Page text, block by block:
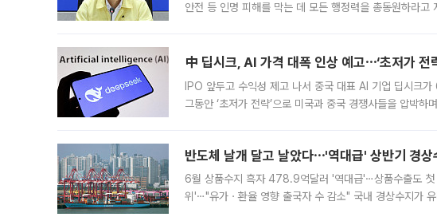
안전 등 인명 피해를 막는 데 모든 행정력을 총동원하라
中 딥시크, AI 가격 대폭 인상 예고⋯‘초저가 전
IPO 앞두고 수익성 제고 나서 중국 대표 AI 기업 딥시크
그동안 ‘초저가 전략’으로 미국과 중국 경쟁사들을 압박
반도체 날개 달고 날았다⋯'역대급' 상반기 경
6월 상품수지 흑자 478.9억달러 '역대급'⋯상품수출도
위'⋯"유가ㆍ환율 영향 출국자 수 감소" 국내 경상수지가